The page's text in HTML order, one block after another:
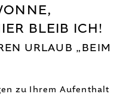
BLEIB ICH!
URLAUB „BEIM
zu Ihrem Aufenthalt